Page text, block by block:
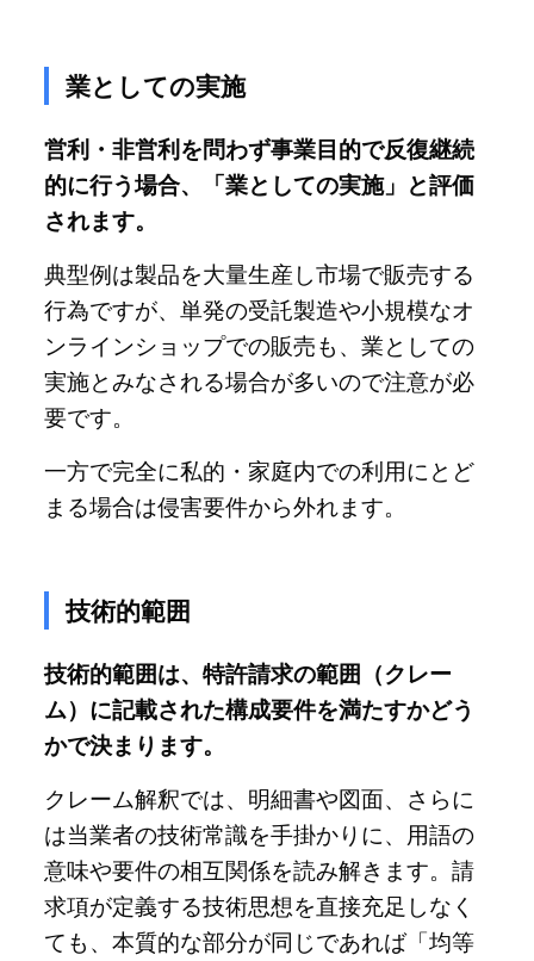
業としての実施
営利・非営利を問わず事業目的で反復継続
的に行う場合、「業としての実施」と評価
されます。
典型例は製品を大量生産し市場で販売する
行為ですが、単発の受託製造や小規模なオ
ンラインショップでの販売も、業としての
実施とみなされる場合が多いので注意が必
要です。
一方で完全に私的・家庭内での利用にとど
まる場合は侵害要件から外れます。
技術的範囲
技術的範囲は、特許請求の範囲（クレー
ム）に記載された構成要件を満たすかどう
かで決まります。
クレーム解釈では、明細書や図面、さらに
は当業者の技術常識を手掛かりに、用語の
意味や要件の相互関係を読み解きます。請
求項が定義する技術思想を直接充足しなく
ても、本質的な部分が同じであれば「均等